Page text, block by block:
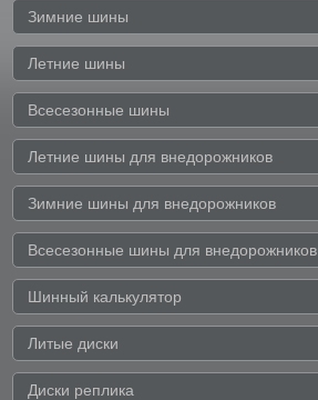
Зимние шины
Летние шины
Всесезонные шины
Летние шины для внедорожников
Зимние шины для внедорожников
Всесезонные шины для внедорожников
Шинный калькулятор
Литые диски
Диски реплика